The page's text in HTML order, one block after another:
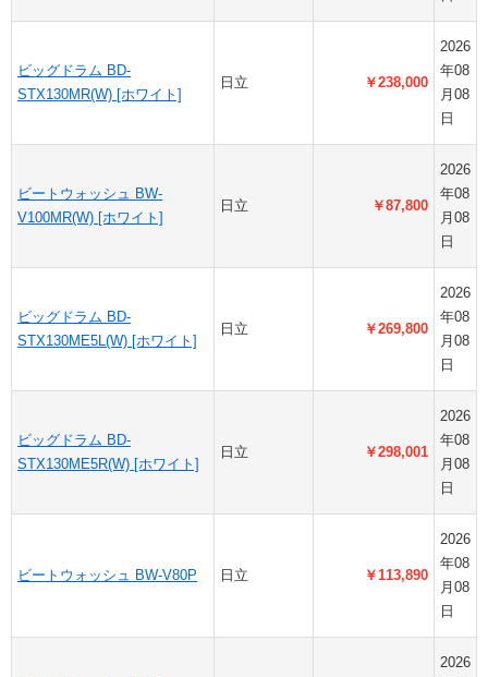
ビッグドラム BD-
STX130MR(W) [ホワイト]
日立 ￥238,000
2026
年08
月08
日
ビートウォッシュ BW-
V100MR(W) [ホワイト]
日立 ￥87,800
2026
年08
月08
日
ビッグドラム BD-
STX130ME5L(W) [ホワイト]
日立 ￥269,800
2026
年08
月08
日
ビッグドラム BD-
STX130ME5R(W) [ホワイト]
日立 ￥298,001
2026
年08
月08
日
ビートウォッシュ BW-V80P 日立 ￥113,890
2026
年08
月08
日
2026